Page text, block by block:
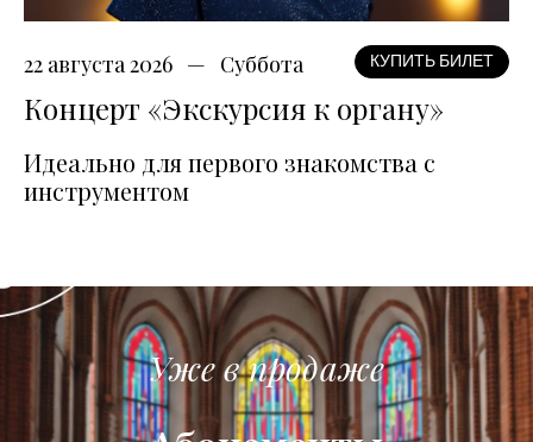
22 августа 2026 Суббота КУПИТЬ БИЛЕТ
Концерт «Экскурсия к органу»
Идеально для первого знакомства с
инструментом
Уже в продаже